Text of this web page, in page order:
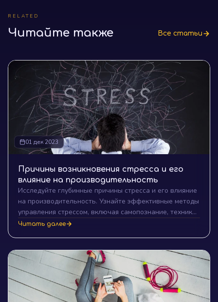
RELATED
Читайте также Все статьи
01 дек 2023
Причины возникновения стресса и его
влияние на производительность
Исследуйте глубинные причины стресса и его влияние
на производительность. Узнайте эффективные методы
управления стрессом, включая самопознание, техники
релаксации, реалистичную постановку целей, и
стрессом может повысить вашу работоспособность и
помочь в достижении успеха.
Читать далее